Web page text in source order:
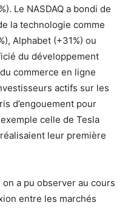
Le NASDAQ a bondi de
la technologie comme
Alphabet (+31%) ou
du développement
commerce en ligne
actifs sur les
d’engouement pour
celle de Tesla
leur première
on a pu observer au cours
entre les marchés